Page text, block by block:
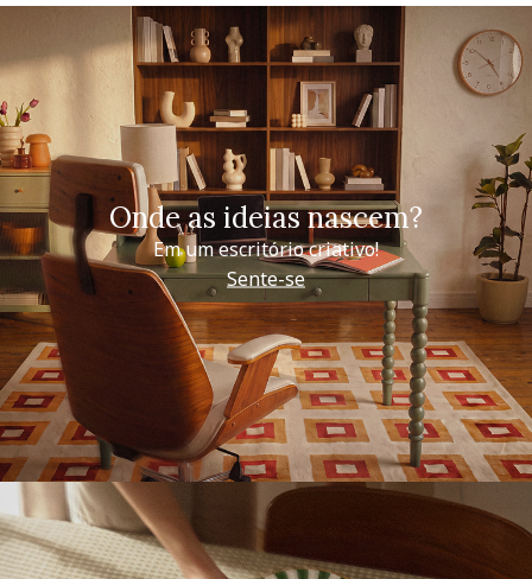
Onde as ideias nascem?
Em um escritório criativo!
Sente-se